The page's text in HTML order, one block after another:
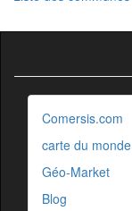
Comersis.com
carte du monde
Géo-Market
Blog